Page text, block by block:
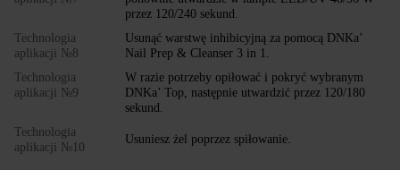
przez 120/240 sekund.
Technologia
aplikacji №8
Usunąć warstwę inhibicyjną za pomocą DNKa’
Nail Prep & Cleanser 3 in 1.
Technologia
aplikacji №9
W razie potrzeby opiłować i pokryć wybranym
DNKa’ Top, następnie utwardzić przez 120/180
sekund.
Technologia
aplikacji №10
Usuniesz żel poprzez spiłowanie.